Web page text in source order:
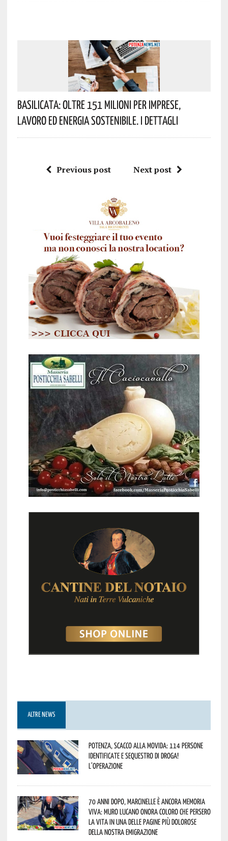
Basilicata: Oltre 151 Milioni Per Imprese,
Lavoro Ed Energia Sostenibile. I Dettagli
Previous post Next post
ALTRE NEWS
Potenza, scacco alla movida: 114 persone
identificate e sequestro di droga!
L’operazione
70 anni dopo, Marcinelle è ancora memoria
viva: Muro Lucano onora coloro che persero
la vita in una delle pagine più dolorose
della nostra emigrazione